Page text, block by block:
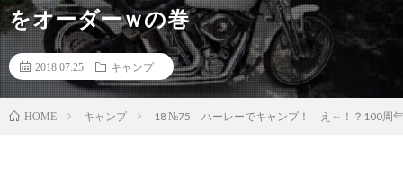
をオーダーｗの巻
2018.07.25 キャンプ
HOME キャンプ 18 №75 ハーレーでキャンプ！ え～！？100周